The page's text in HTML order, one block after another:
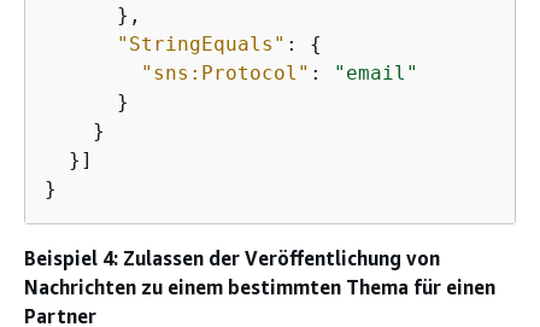
      },
"StringEquals" : {
"sns:Protocol" :
"email"
      }
    }
  }]
}
Beispiel 4: Zulassen der Veröffentlichung von
Nachrichten zu einem bestimmten Thema für einen
Partner